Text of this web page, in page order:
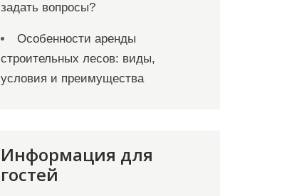
задать вопросы?
Особенности аренды
строительных лесов: виды,
условия и преимущества
Информация для
гостей